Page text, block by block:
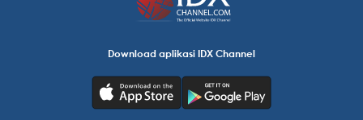
Download aplikasi IDX Channel